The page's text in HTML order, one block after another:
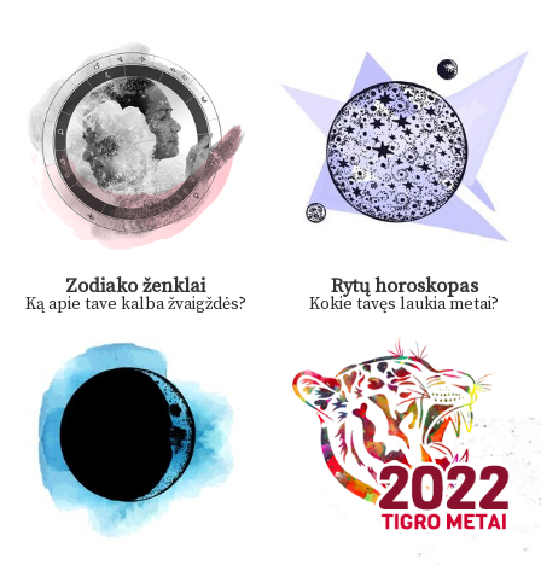
Zodiako ženklai
Ką apie tave kalba žvaigždės?
Rytų horoskopas
Kokie tavęs laukia metai?